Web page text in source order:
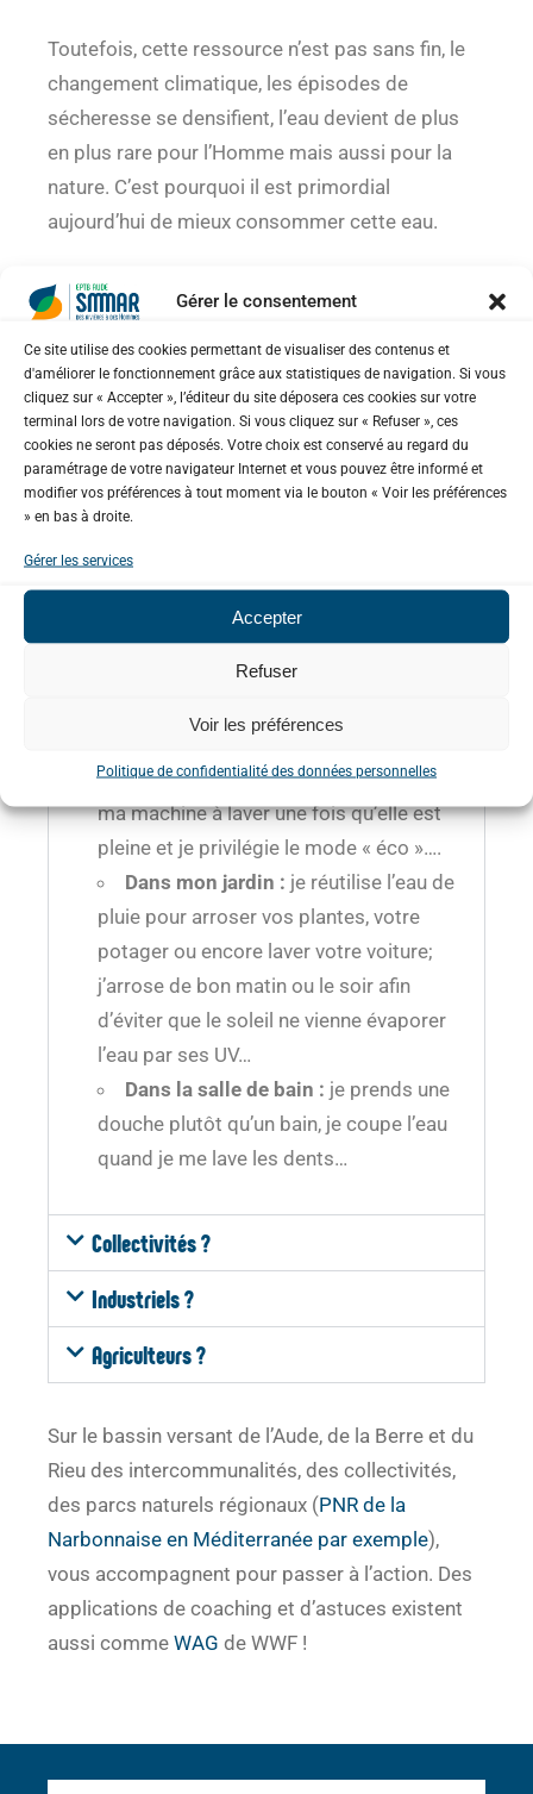
Gérer le consentement
Ce site utilise des cookies permettant de visualiser des contenus et
d'améliorer le fonctionnement grâce aux statistiques de navigation. Si vous
cliquez sur « Accepter », l’éditeur du site déposera ces cookies sur votre
terminal lors de votre navigation. Si vous cliquez sur « Refuser », ces
cookies ne seront pas déposés. Votre choix est conservé au regard du
paramétrage de votre navigateur Internet et vous pouvez être informé et
modifier vos préférences à tout moment via le bouton « Voir les préférences
» en bas à droite.
Gérer les services
Accepter
Refuser
Voir les préférences
Politique de confidentialité des données personnelles
Toutefois, cette ressource n’est pas sans fin, le
changement climatique, les épisodes de
sécheresse se densifient, l’eau devient de plus
en plus rare pour l’Homme mais aussi pour la
nature. C’est pourquoi il est primordial
aujourd’hui de mieux consommer cette eau.
EN SAVOIR PLUS
Adoptons les bons comportements
Soumis ou non à des mesures de restrictions,
chacun d’entre nous peut adopter les bons
Dans la cuisine :je bois l’eau du
robinets; je lance mon lave vaisselle ou
ma machine à laver une fois qu’elle est
pleine et je privilégie le mode « éco »….
Dans mon jardin : je réutilise l’eau de
pluie pour arroser vos plantes, votre
potager ou encore laver votre voiture;
j’arrose de bon matin ou le soir afin
d’éviter que le soleil ne vienne évaporer
l’eau par ses UV…
Dans la salle de bain : je prends une
douche plutôt qu’un bain, je coupe l’eau
quand je me lave les dents…
Collectivités ?
Industriels ?
Agriculteurs ?
Sur le bassin versant de l’Aude, de la Berre et du
Rieu des intercommunalités, des collectivités,
des parcs naturels régionaux (PNR de la
Narbonnaise en Méditerranée par exemple),
vous accompagnent pour passer à l’action. Des
applications de coaching et d’astuces existent
aussi commeWAG de WWF !